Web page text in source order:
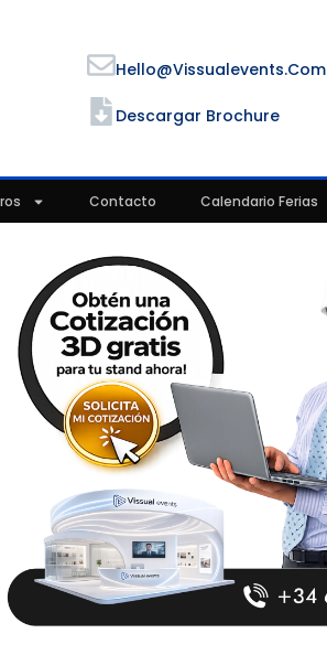
Hello@vissualevents.com
Descargar Brochure
Contacto Calendario Ferias